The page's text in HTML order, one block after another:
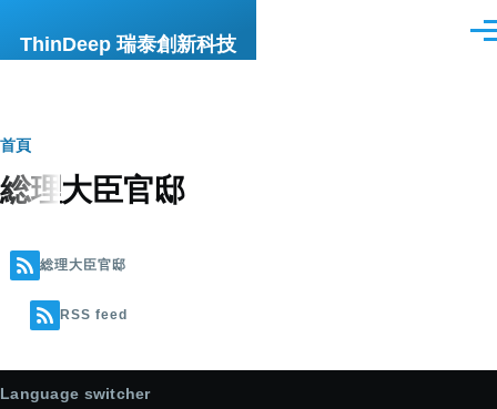
ThinDeep 瑞泰創新科技
選
導
航
結
首頁
総理大臣官邸
総理大臣官邸
RSS feed
Language switcher